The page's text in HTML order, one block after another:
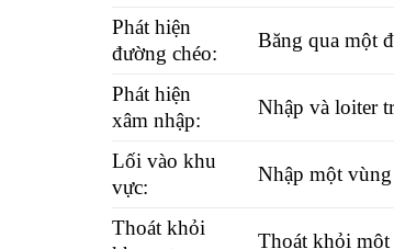
Phát hiện
đường chéo:
Băng qua một
Phát hiện
xâm nhập:
Nhập và loiter
Lối vào khu
vực:
Nhập một
Thoát khỏi
Thoát khỏi